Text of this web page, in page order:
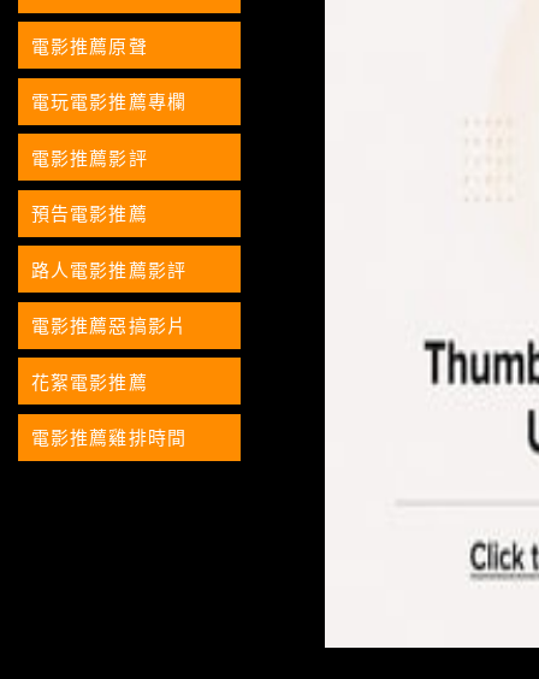
電影推薦原聲
電玩電影推薦專欄
電影推薦影評
預告電影推薦
路人電影推薦影評
電影推薦惡搞影片
花絮電影推薦
電影推薦雞排時間